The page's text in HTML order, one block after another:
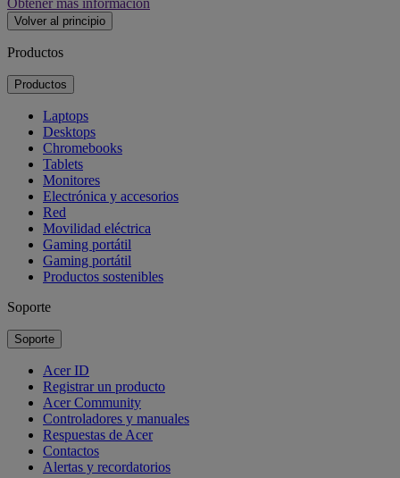
Volver al principio
Productos
Productos
Laptops
Desktops
Chromebooks
Tablets
Monitores
Electrónica y accesorios
Red
Movilidad eléctrica
Gaming portátil
Gaming portátil
Productos sostenibles
Soporte
Soporte
Acer ID
Registrar un producto
Acer Community
Controladores y manuales
Respuestas de Acer
Contactos
Alertas y recordatorios